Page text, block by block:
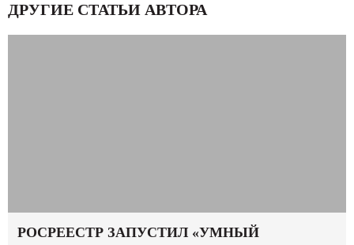
ДРУГИЕ СТАТЬИ АВТОРА
РОСРЕЕСТР ЗАПУСТИЛ «УМНЫЙ